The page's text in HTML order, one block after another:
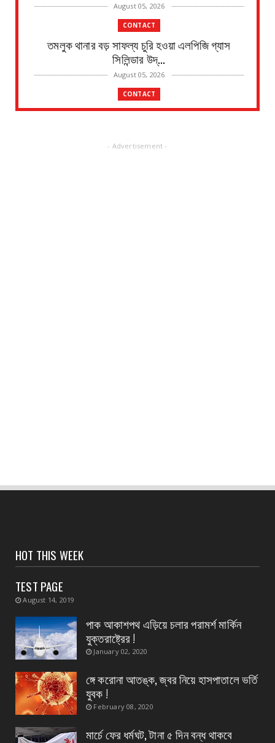
August 05, 2026
CONTACT
তমলুক থানার বড় সাফল্য চুরি হওয়া এলপিজি গ্যাস
সিলিন্ডার উদ্...
August 05, 2026
CONTACT
পাইপ লাইনের গ*র্তে পড়ে শিশুর মৃ*ত্যু, ঘটনাস্থলে
August 05, 2026
CONTACT
স্বাস্থ্য মন্ত্রীর নির্দেশে জেলার ২৮ টি ডায়াগনস্টিক
বাংলাদেশ থেকে ভারতে পাচার হওয়া ১০ নারী-শিশু উদ্ধার
August 04, 2026
প্রধান এর পদত্যাগের ২৪ ঘন্টা কাটতে না কাটতেই
কুকড়াহাটি গ্রা...
- Advertisement -
HOT THIS WEEK
TEST PAGE
August 14, 2019
পাক আকাশপথ এড়িয়ে চলার পরামর্শ মার্কিন
যুক্তরাষ্ট্রের !
January 02, 2020
ঙ্গে করোনা আতঙ্ক, জ্বর নিয়ে হাসপাতালে ভর্তি
যুবক !
February 08, 2020
মার্চে ফের ধর্মঘট, টানা ৫ দিন বন্ধ থাকবে